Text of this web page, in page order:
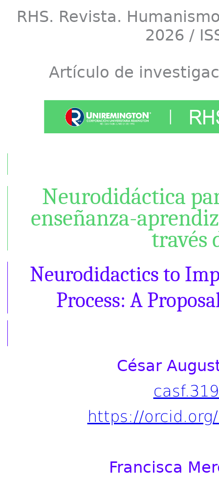
RHS. Revista.
2026 /
Artículo de
Neurodidáctica
enseñanza-
través
Neurodidactics to
Process: A
César
https://
Francisca